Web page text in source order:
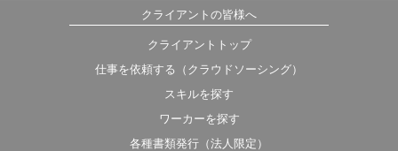
クライアントの皆様へ
クライアントトップ
仕事を依頼する（クラウドソーシング）
スキルを探す
ワーカーを探す
各種書類発行（法人限定）